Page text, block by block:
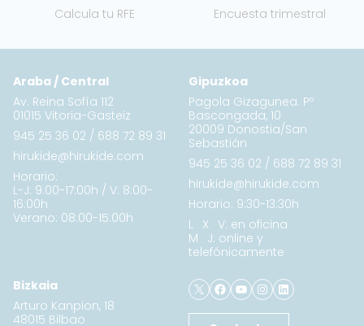
Calcula tu RFE
Encuesta trimestral
Araba / Central
Av. Reina Sofía 112
01015 Vitoria-Gasteiz
945 25 36 02 / 688 72 89 31
hirukide@hirukide.com
Horario:
L-J: 9:00-17:00h / V: 8:00-
16:00h
Verano: 08:00-15:00h
Gipuzkoa
Pagola Gizagunea. Pº
Bascongada, 10
20009 Donostia/San
Sebastián
945 25 36 02 / 688 72 89 31
hirukide@hirukide.com
Horario: 9:30-13:30h
L · X · V: en oficina
M · J: online y
telefónicamente
Bizkaia
Arturo Kanpion, 18
48015 Bilbao
X Facebook
YouTube
Instagram
LinkedIn